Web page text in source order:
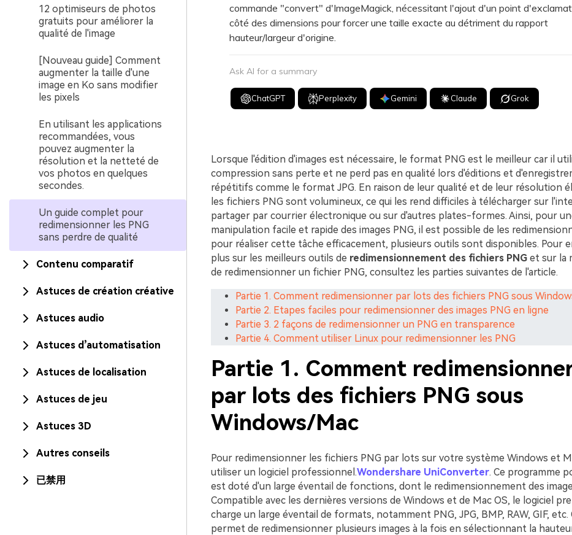
12 optimiseurs de photos
gratuits pour améliorer la
qualité de l'image
[Nouveau guide] Comment
augmenter la taille d'une
image en Ko sans modifier
les pixels
En utilisant les applications
recommandées, vous
pouvez augmenter la
résolution et la netteté de
vos photos en quelques
secondes.
Un guide complet pour
redimensionner les PNG
sans perdre de qualité
Contenu comparatif
Astuces de création créative
Astuces audio
Astuces d’automatisation
Astuces de localisation
Astuces de jeu
Astuces 3D
Autres conseils
已禁用
commande "convert" d'ImageMagick, nécessitant l'ajout d'un point
côté des dimensions pour forcer une taille exacte au détriment du rapport
hauteur/largeur d'origine.
Ask AI for a summary
ChatGPT Perplexity Gemini Claude Grok
Lorsque l'édition d'images est nécessaire, le format PNG est le meilleur car il
compression sans perte et ne perd pas en qualité lors d'éditions et
répétitifs comme le format JPG. En raison de leur qualité et de leur résolution
les fichiers PNG sont volumineux, ce qui les rend difficiles à télécharger sur
partager par courrier électronique ou sur d'autres plates-formes. Ainsi, pour
manipulation facile et rapide des images PNG, il est possible de les
pour réaliser cette tâche efficacement, plusieurs outils sont disponibles. Pour
plus sur les meilleurs outils de redimensionnement des fichiers PNGet sur la
de redimensionner un fichier PNG, consultez les parties suivantes de l'article.
Partie 1. Comment redimensionner par lots des fichiers PNG sous
Partie 2. Etapes faciles pour redimensionner des images PNG en ligne
Partie 3. 2 façons de redimensionner un PNG en transparence
Partie 4. Comment utiliser Linux pour redimensionner les PNG
Partie 1. Comment
par lots des fichiers PNG sous
Windows/Mac
Pour redimensionner les fichiers PNG par lots sur votre système Windows et
utiliser un logiciel professionnel.Wondershare UniConverter. Ce programme
est doté d'un large éventail de fonctions, dont le redimensionnement des
Compatible avec les dernières versions de Windows et de Mac OS, le logiciel
charge un large éventail de formats, notamment PNG, JPG, BMP, RAW, GIF, etc.
permet de redimensionner plusieurs images à la fois en sélectionnant la